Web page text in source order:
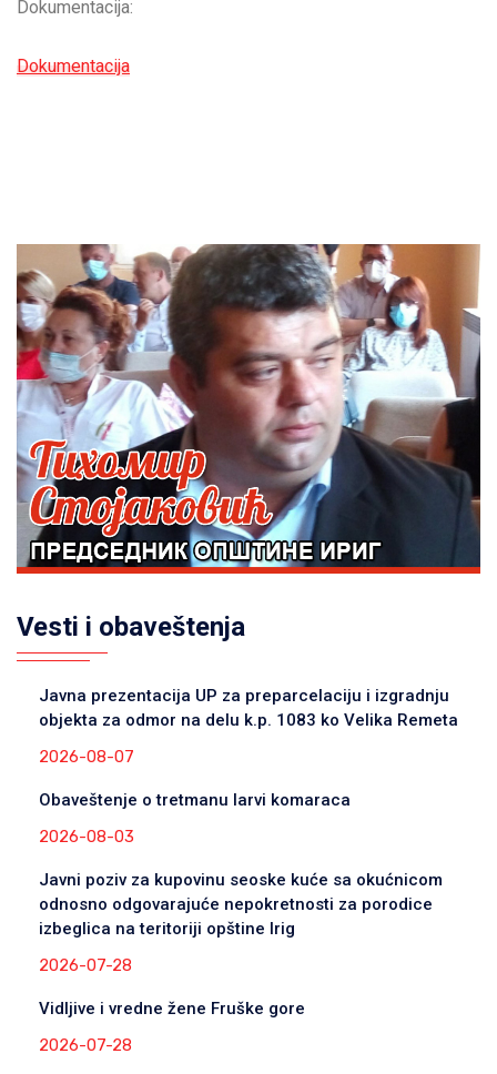
Dokumentacija:
Dokumentacija
Vesti i obaveštenja
Javna prezentacija UP za preparcelaciju i izgradnju
objekta za odmor na delu k.p. 1083 ko Velika Remeta
2026-08-07
Obaveštenje o tretmanu larvi komaraca
2026-08-03
Javni poziv za kupovinu seoske kuće sa okućnicom
odnosno odgovarajuće nepokretnosti za porodice
izbeglica na teritoriji opštine Irig
2026-07-28
Vidljive i vredne žene Fruške gore
2026-07-28